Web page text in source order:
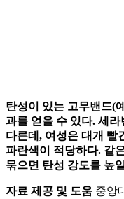
탄성이 있는 고무밴드(
과를 얻을 수 있다. 세
다른데, 여성은 대개 빨
파란색이 적당하다. 같
묶으면 탄성 강도를 높
자료 제공 및 도움 중앙